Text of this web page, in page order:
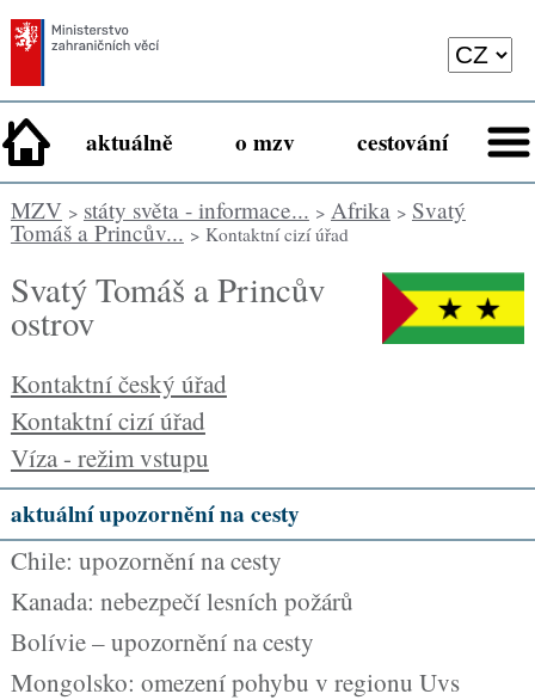
aktuálně o mzv cestování
MZV> státy světa - informace... > Afrika> Svatý
Tomáš a Princův... > Kontaktní cizí úřad
Svatý Tomáš a Princův
ostrov
Kontaktní český úřad
Kontaktní cizí úřad
Víza - režim vstupu
aktuální upozornění na cesty
Chile: upozornění na cesty
Kanada: nebezpečí lesních požárů
Bolívie – upozornění na cesty
Mongolsko: omezení pohybu v regionu Uvs